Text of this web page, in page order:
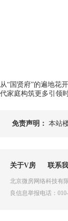
从“国贤府”的遍地花
代家庭构筑更多引领
免责声明： 本站
关于V房 联系
北京微房网络科技有
良信息举报电话：